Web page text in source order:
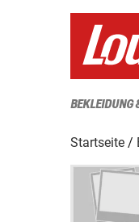
BEKLEIDUNG
Startseite